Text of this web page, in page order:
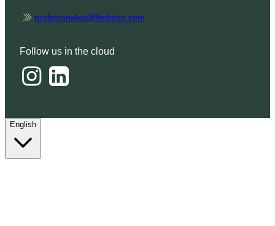
profesionales@findnido.com
Follow us in the cloud
English